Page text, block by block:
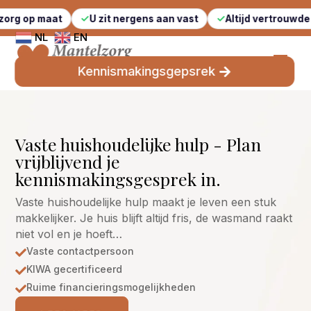
U zit nergens aan vast Altijd vertrouwde gezichten
NL EN
Kennismakingsgepsrek
Vaste huishoudelijke hulp - Plan
vrijblijvend je
kennismakingsgesprek in.
Vaste huishoudelijke hulp maakt je leven een stuk
makkelijker. Je huis blijft altijd fris, de wasmand raakt
niet vol en je hoeft…
Vaste contactpersoon
KIWA gecertificeerd
Ruime financieringsmogelijkheden